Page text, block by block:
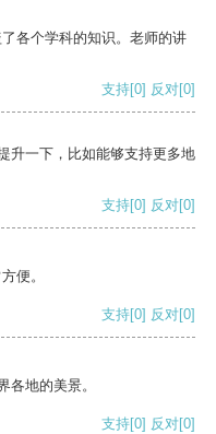
各个学科的知识。老师的讲
支持[0] 反对[0]
升一下，比如能够支持更多地
支持[0] 反对[0]
便。
支持[0] 反对[0]
各地的美景。
支持[0] 反对[0]